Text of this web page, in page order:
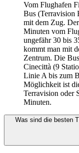
Vom Flughafen
Bus (Terravision
mit dem Zug.
Minuten vom
ungefähr 30 bis
kommt man mit
Zentrum. Die
Cinecittà (9
Linie A bis zum
Möglichkeit ist
Terravision oder
Minuten.
Was sind die besten